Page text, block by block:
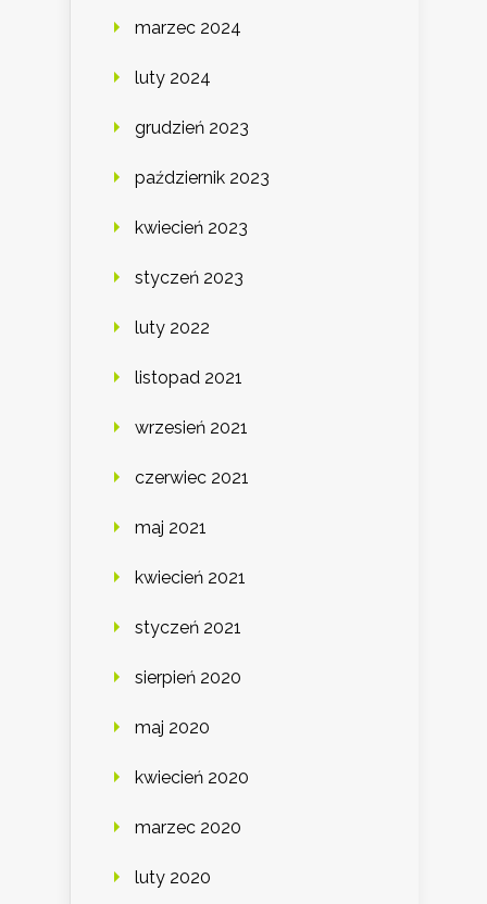
marzec 2024
luty 2024
grudzień 2023
październik 2023
kwiecień 2023
styczeń 2023
luty 2022
listopad 2021
wrzesień 2021
czerwiec 2021
maj 2021
kwiecień 2021
styczeń 2021
sierpień 2020
maj 2020
kwiecień 2020
marzec 2020
luty 2020